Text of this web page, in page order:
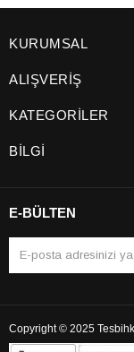
KURUMSAL
ALIŞVERİŞ
KATEGORİLER
BİLGİ
E-BÜLTEN
Copyright © 2025